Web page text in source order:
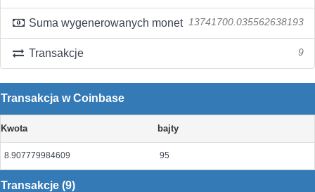
Suma wygenerowanych monet 13741700.035562638193
Transakcje 9
Transakcja w Coinbase
Kwota bajty
8.907779984609 95
Transakcje (9)